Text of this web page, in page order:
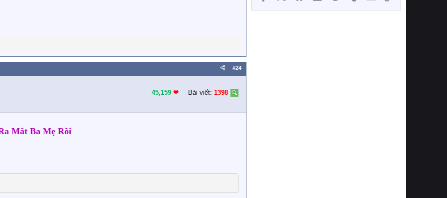
#24
45,159 ❤︎ Bài viết: 1398
Mắt Ba Mẹ Rồi